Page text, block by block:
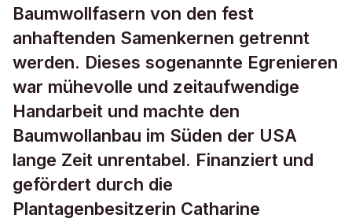
Baumwollfasern von den fest
anhaftenden Samenkernen getrennt
werden. Dieses sogenannte Egrenieren
war mühevolle und zeitaufwendige
Handarbeit und machte den
Baumwollanbau im Süden der USA
lange Zeit unrentabel. Finanziert und
gefördert durch die
Plantagenbesitzerin Catharine